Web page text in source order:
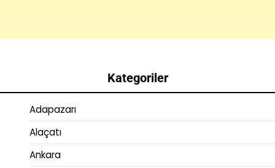
Kategoriler
Adapazarı
Alaçatı
Ankara